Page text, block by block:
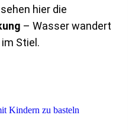
hier die
– Wasser wandert
Stiel.
Kindern zu basteln